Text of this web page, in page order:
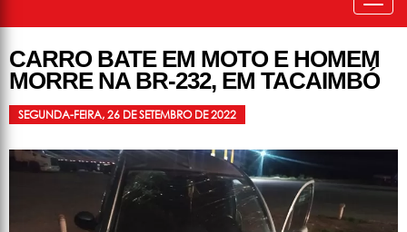
CARRO BATE EM MOTO E HOMEM
MORRE NA BR-232, EM TACAIMBÓ
SEGUNDA-FEIRA, 26 DE SETEMBRO DE 2022